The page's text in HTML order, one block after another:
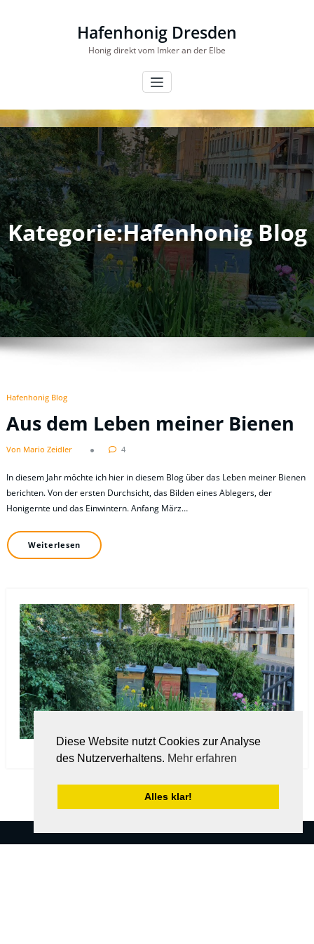
Hafenhonig Dresden
Honig direkt vom Imker an der Elbe
Kategorie:Hafenhonig Blog
Hafenhonig Blog
Aus dem Leben meiner Bienen
Von Mario Zeidler 4
In diesem Jahr möchte ich hier in diesem Blog über das Leben meiner Bienen
berichten. Von der ersten Durchsicht, das Bilden eines Ablegers, der
Honigernte und das Einwintern. Anfang März…
Weiterlesen
Diese Website nutzt Cookies zur Analyse
des Nutzerverhaltens. Mehr erfahren
Alles klar!